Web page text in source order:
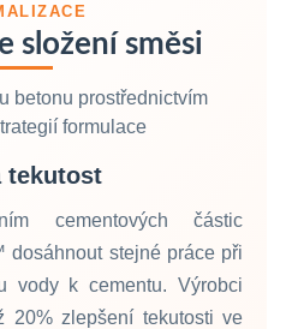
složení směsi
betonu prostřednictvím
formulace
tekutost
cementových částic
dosáhnout stejné práce při
vody k cementu. Výrobci
20% zlepšení tekutosti ve